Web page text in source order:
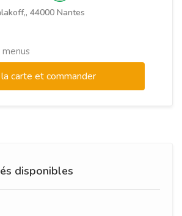
44000 Nantes
carte et commander
disponibles